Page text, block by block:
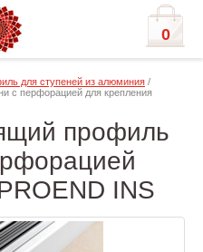
0
для ступеней из алюминия /
с перфорацией для крепления
профиль
INS